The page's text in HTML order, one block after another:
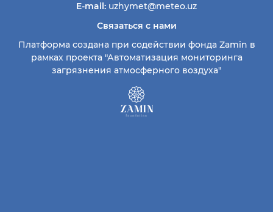
E-mail: uzhymet@meteo.uz
Связаться с нами
Платформа создана при содействии фонда Zamin в
рамках проекта "Автоматизация мониторинга
загрязнения атмосферного воздуха"